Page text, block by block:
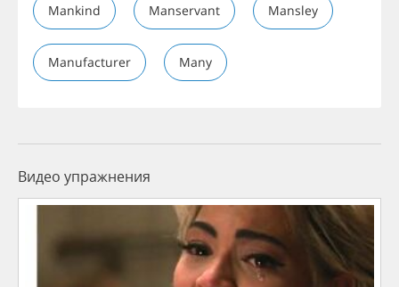
Mankind Manservant Mansley
Manufacturer Many
Видео упражнения